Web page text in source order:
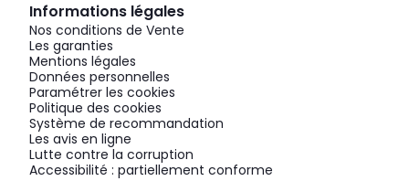
Informations légales
Nos conditions de Vente
Les garanties
Mentions légales
Données personnelles
Paramétrer les cookies
Politique des cookies
Système de recommandation
Les avis en ligne
Lutte contre la corruption
Accessibilité : partiellement conforme